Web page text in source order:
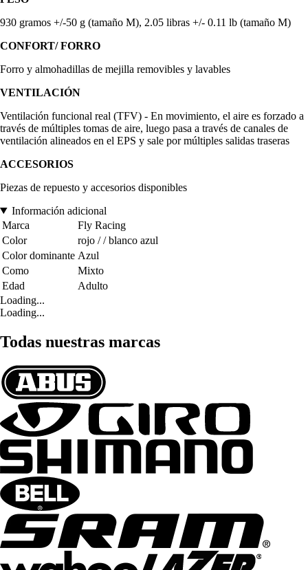
930 gramos +/-50 g (tamaño M), 2.05 libras +/- 0.11 lb (tamaño M)
CONFORT/ FORRO
Forro y almohadillas de mejilla removibles y lavables
VENTILACIÓN
Ventilación funcional real (TFV) - En movimiento, el aire es forzado a
través de múltiples tomas de aire, luego pasa a través de canales de
ventilación alineados en el EPS y sale por múltiples salidas traseras
ACCESORIOS
Piezas de repuesto y accesorios disponibles
Información adicional
Marca
Fly Racing
Color
rojo / / blanco azul
Color dominante Azul
Como
Mixto
Edad
Adulto
Loading...
Loading...
Todas nuestras marcas